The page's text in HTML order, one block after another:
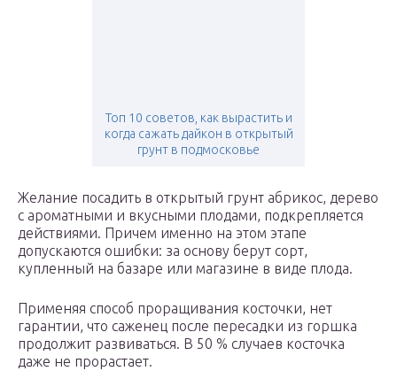
Топ 10 советов, как вырастить и
когда сажать дайкон в открытый
грунт в подмосковье
Желание посадить в открытый грунт абрикос, дерево
с ароматными и вкусными плодами, подкрепляется
действиями. Причем именно на этом этапе
допускаются ошибки: за основу берут сорт,
купленный на базаре или магазине в виде плода.
Применяя способ проращивания косточки, нет
гарантии, что саженец после пересадки из горшка
продолжит развиваться. В 50 % случаев косточка
даже не прорастает.